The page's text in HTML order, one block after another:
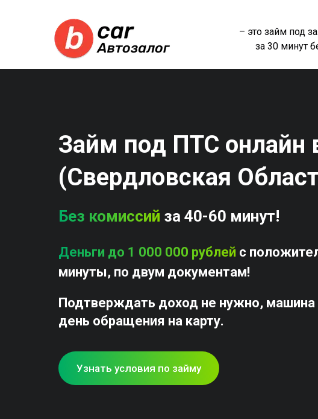
– это займ под
за 30 минут
Займ под ПТС онлайн
(Свердловская
Без комиссий за 40-60 минут!
Деньги до 1 000 000 рублей с
минуты, по двум документам!
Подтверждать доход не нужно, машина
день обращения на карту.
Узнать условия по займу